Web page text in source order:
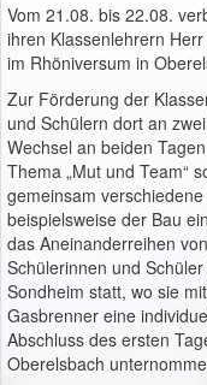
Vom 21.08. bis 22.08.
ihren Klassenlehrern
im Rhöniversum in
Zur Förderung der
und Schülern dort an
Wechsel an beiden
Thema „Mut und Team“
gemeinsam
beispielsweise der Bau
das Aneinanderreihen
Schülerinnen und
Sondheim statt, wo sie
Gasbrenner eine
Abschluss des ersten
Oberelsbach